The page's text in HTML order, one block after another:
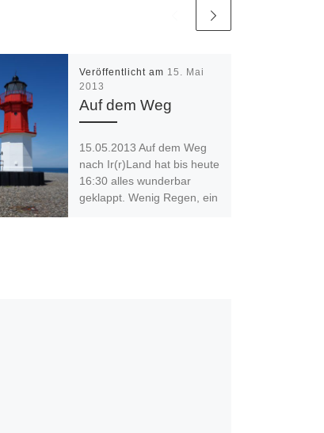
Veröffentlicht am 15. Mai
2013
Auf dem Weg
15.05.2013 Auf dem Weg
nach Ir(r)Land hat bis heute
16:30 alles wunderbar
geklappt. Wenig Regen, ein